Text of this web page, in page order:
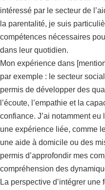
intéressé par le secteur de
la parentalité, je suis
compétences nécessaires
dans leur quotidien.
Mon expérience dans
par exemple : le secteur
permis de développer des
l’écoute, l’empathie et la
confiance. J’ai notamment
une expérience liée, comme
une aide à domicile ou des
permis d’approfondir mes
compréhension des
La perspective d’intégrer